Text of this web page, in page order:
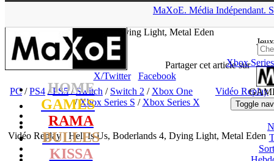
MaXoE. Média Indépendant.
HOME
GAMES
RAMA
BULLES
KISSA
Jeux
Xbox
Toggle
Boderlands 4, Dying Light, Metal Eden
Partager cet article sur
X/Twitter
Facebook
PC/PS4 /PS5/Switch / Switch 2 / Xbox One
Vidéo Replay
/Xbox Series S / Xbox Series X
Vidéo Replay : Hell Is Us, Boderlands 4, Dying Light, Metal Eden